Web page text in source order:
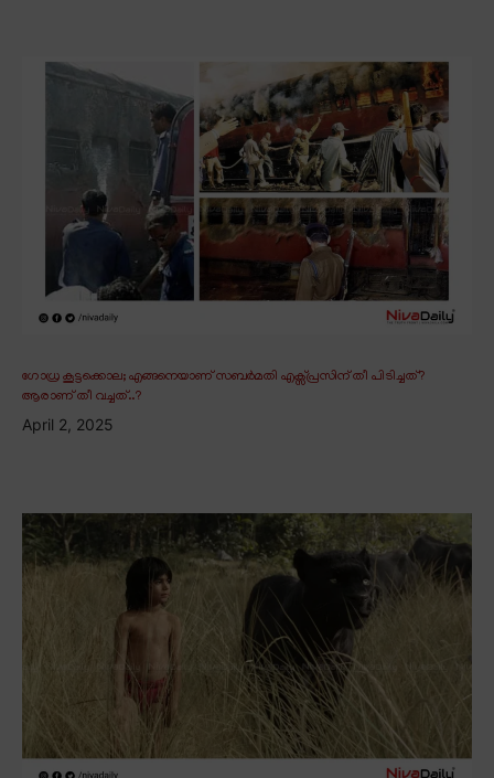
ഗോധ്ര കൂട്ടക്കൊല; എങ്ങനെയാണ് സബർമതി എക്സ്പ്രസിന് തീ പിടിച്ചത്?
ആരാണ് തീ വച്ചത്..?
April 2, 2025